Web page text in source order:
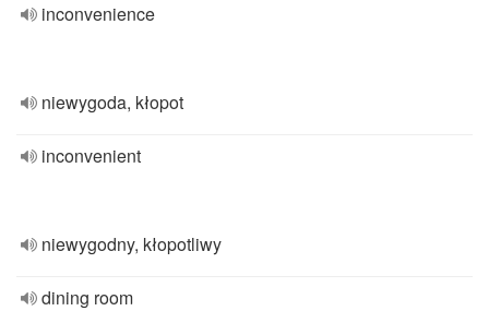
inconvenience
niewygoda, kłopot
inconvenient
niewygodny, kłopotliwy
dining room